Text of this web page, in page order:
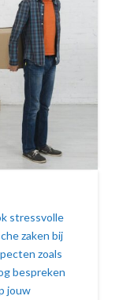
stressvolle
zaken bij
zoals
bespreken
jouw